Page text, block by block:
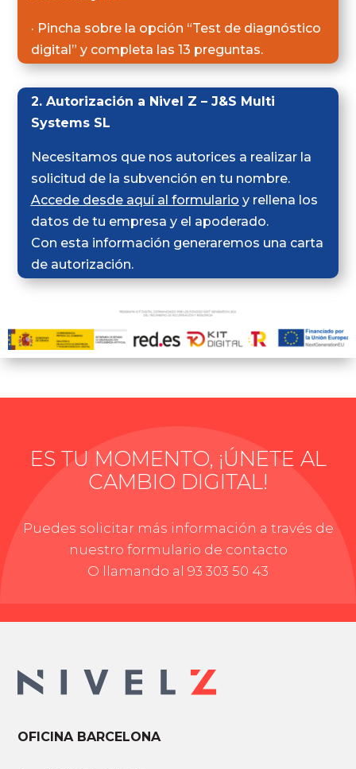
· Pincha sobre la opción “Test de diagnóstico
digital” y completa las 13 preguntas.
2. Autorización a Nivel Z – J&S Multi
Systems SL
Necesitamos que nos autorices a realizar la
solicitud de la subvención en tu nombre.
Accede desde aquí al formulario y rellena los
datos de tu empresa y el apoderado.
Con esta información generaremos una carta
de autorización.
ES TU MOMENTO, ¡ÚNETE AL
CAMBIO DIGITAL!
Puedes solicitar más información a través de
nuestro formulario de contacto
O llamando al 93 303 50 43
OFICINA BARCELONA